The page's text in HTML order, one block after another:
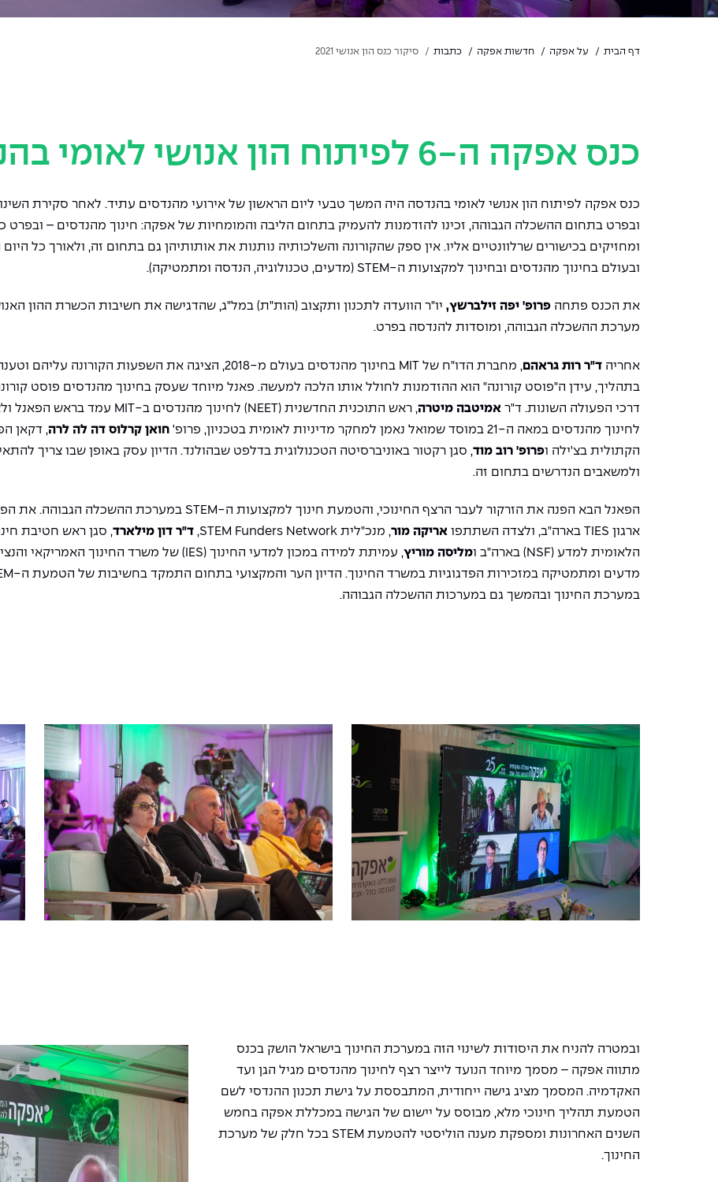
דף הבית על אפקה חדשות אפקה כתבות סיקור כנס הון אנושי 2021
כנס אפקה ה-6 לפיתוח הון אנושי לאומי בהנדסה
כנס אפקה לפיתוח הון אנושי לאומי בהנדסה היה המשך טבעי ליום הראשון של אירועי מהנדסים עתיד. לאחר סקירת
ובפרט בתחום ההשכלה הגבוהה, זכינו להזדמנות להעמיק בתחום הליבה והמומחיות של אפקה: חינוך מהנדסים – ובפרט
ומחזיקים בכישורים שרלוונטיים אליו. אין ספק שהקורונה והשלכותיה נותנות את אותותיהן גם בתחום זה, ולאורך כל
ובעולם בחינוך מהנדסים ובחינוך למקצועות ה-STEM (מדעים, טכנולוגיה, הנדסה ומתמטיקה).
את הכנס פתחה פרופ' יפה זילברשץ, יו"ר הוועדה לתכנון ותקצוב (הות"ת) במל"ג, שהדגישה את חשיבות הכשרת ההון
מערכת ההשכלה הגבוהה, ומוסדות להנדסה בפרט.
אחריה ד"ר רות גראהם, מחברת הדו"ח של
בחינוך מהנדסים בעולם מ-2018, הציגה את השפעות
בתהליך, עידן ה"פוסט קורונה" הוא ההזדמנות לחולל אותו הלכה למעשה. פאנל מיוחד שעסק בחינוך מהנדסים פוסט
דרכי הפעולה השונות. ד"ר אמיטבה מיטרה, ראש התוכנית החדשנית (NEET) לחינוך מהנדסים ב-MIT עמד בראש הפאנל
לחינוך מהנדסים במאה ה-21 במוסד שמואל נאמן למחקר מדיניות לאומית בטכניון, פרופ'
חואן קרלוס דה לה לרה, דקאן
הקתולית בצ'ילה ופרופ' רוב מוד, סגן רקטור באוניברסיטה הטכנולוגית בדלפט שבהולנד. הדיון עסק באופן שבו צריך
ולמשאבים הנדרשים בתחום זה.
הפאנל הבא הפנה את הזרקור לעבר הרצף החינוכי, והטמעת חינוך למקצועות ה-STEM במערכת ההשכלה הגבוהה. את
ארגון
בארה"ב, ולצדה השתתפו אריקה מור, מנכ"לית ד"ר דון מילארד, סגן ראש חטיבת
הלאומית למדע (NSF) בארה"ב ומליסה מוריץ, עמיתת למידה במכון למדעי החינוך (IES) של משרד החינוך האמריקאי
מדעים ומתמטיקה במזכירות הפדגוגיות במשרד החינוך. הדיון הער והמקצועי בתחום התמקד בחשיבות של הטמעת ה-STEM
במערכת החינוך ובהמשך גם במערכות ההשכלה הגבוהה.
ובמטרה להניח את היסודות לשינוי הזה במערכת החינוך בישראל הושק בכנס
מתווה אפקה – מסמך מיוחד הנועד לייצר רצף לחינוך מהנדסים מגיל הגן ועד
האקדמיה. המסמך מציג גישה ייחודית, המתבססת על גישת תכנון ההנדסי לשם
הטמעת תהליך חינוכי מלא, מבוסס על יישום של הגישה במכללת אפקה בחמש
השנים האחרונות ומספקת מענה הוליסטי להטמעת
בכל חלק של מערכת
החינוך.